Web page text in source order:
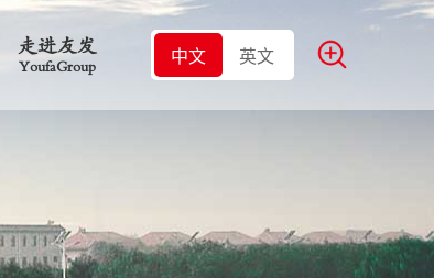
走进友发
YoufaGroup 中文 英文